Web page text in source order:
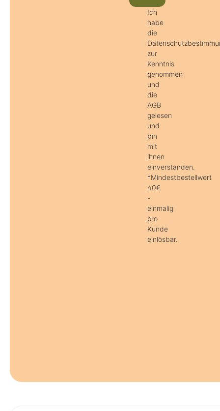
Ich
habe
die
zur
Kenntnis
genommen
und
die
AGB
gelesen
und
bin
mit
ihnen
einverstanden.
*Mindestbestellwert
40€
-
einmalig
pro
Kunde
einlösbar.